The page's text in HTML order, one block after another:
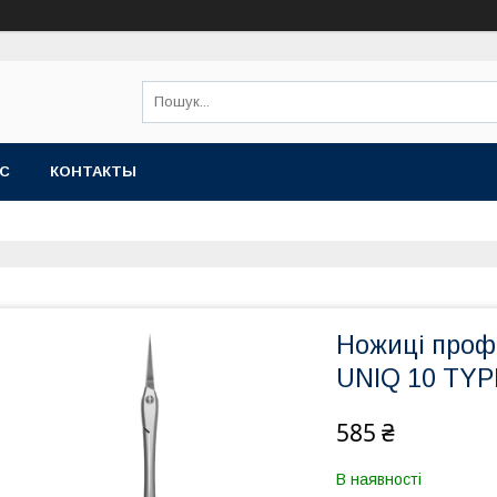
КОНТАКТЫ
Ножиці
UNIQ 10
585 ₴
В наявності